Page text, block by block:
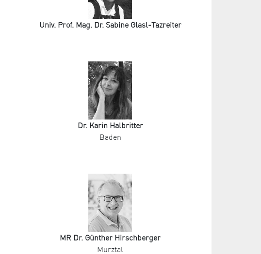
Univ. Prof. Mag. Dr. Sabine Glasl-Tazreiter
Dr. Karin Halbritter
Baden
MR Dr. Günther Hirschberger
Mürztal